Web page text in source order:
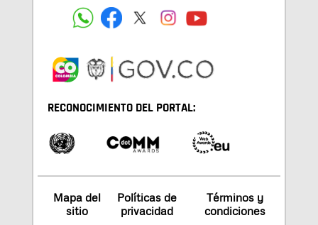
RECONOCIMIENTO DEL PORTAL:
Mapa del
sitio
Políticas de
privacidad
Términos y
condiciones